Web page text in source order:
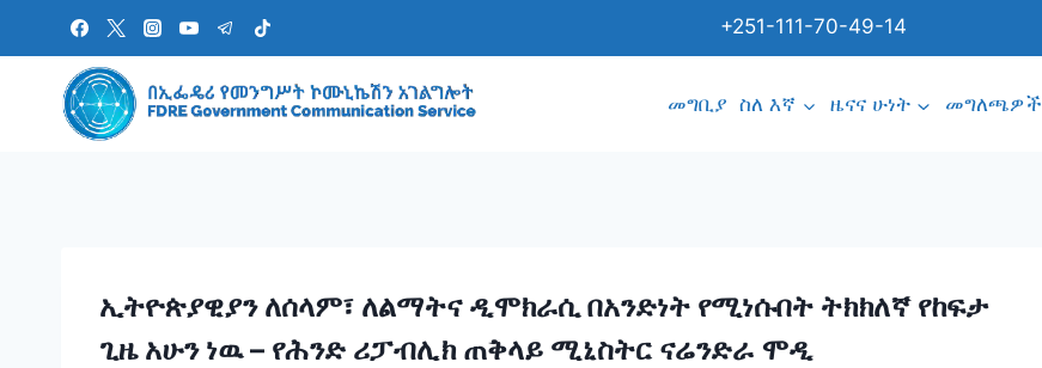
content
+251-111-70-49-14
መግቢያ ስለ እኛ ዜናና ሁነት መግለጫዎች
ኢትዮጵያዊያን ለሰላም፣ ለልማትና ዲሞክራሲ በአንድነት የሚነሱበት ትክክለኛ የከፍታ
ጊዜ አሁን ነዉ – የሕንድ ሪፓብሊክ ጠቅላይ ሚኒስትር ናሬንድራ ሞዲ